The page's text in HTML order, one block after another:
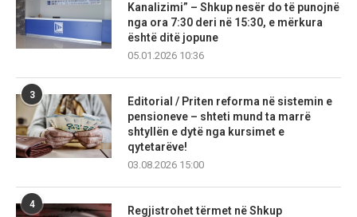
Kanalizimi” – Shkup nesër do të punojnë
nga ora 7:30 deri në 15:30, e mërkura
është ditë jopune
05.01.2026 10:36
3
Editorial / Priten reforma në sistemin e
pensioneve – shteti mund ta marrë
shtyllën e dytë nga kursimet e
qytetarëve!
03.08.2026 15:00
4
Regjistrohet tërmet në Shkup